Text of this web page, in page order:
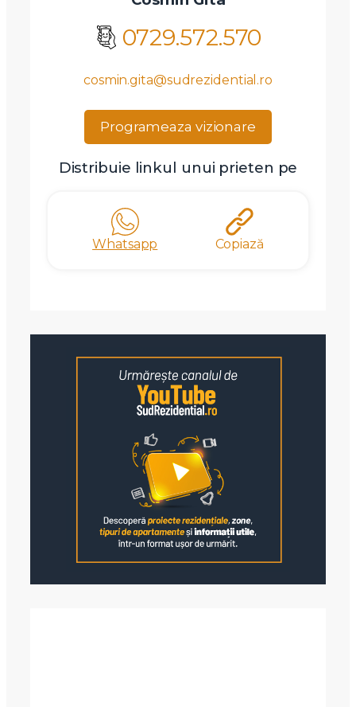
0729.572.570
cosmin.gita@sudrezidential.ro
Programeaza vizionare
Distribuie linkul unui prieten pe
Whatsapp Copiază